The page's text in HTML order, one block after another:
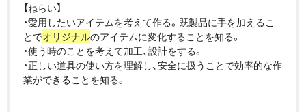
【ねらい】
・愛用したいアイテムを考えて作る。既製品に手を加えるこ
とでオリジナルのアイテムに変化することを知る。
・使う時のことを考えて加工、設計をする。
・正しい道具の使い方を理解し、安全に扱うことで効率的な作
業ができることを知る。